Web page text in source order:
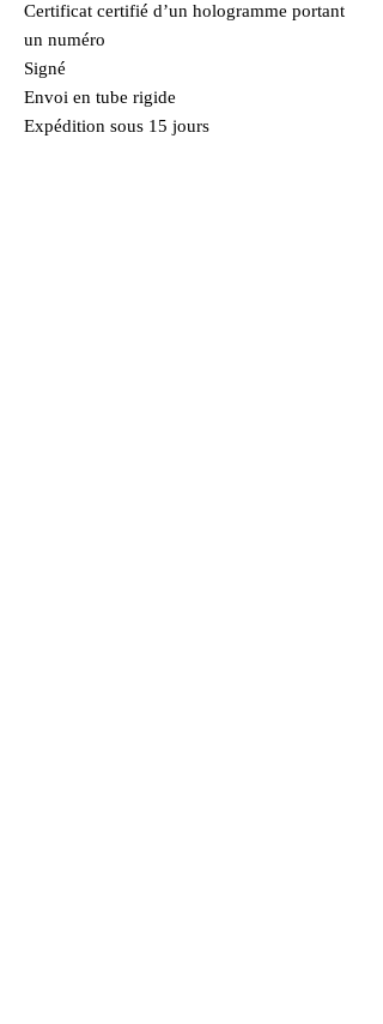
Certificat certifié d’un hologramme portant
un numéro
Signé
Envoi en tube rigide
Expédition sous 15 jours